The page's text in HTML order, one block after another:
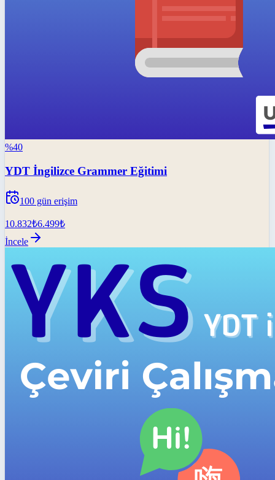
%40
YDT İngilizce Grammer Eğitimi
100 gün erişim
10.832₺6.499₺
İncele